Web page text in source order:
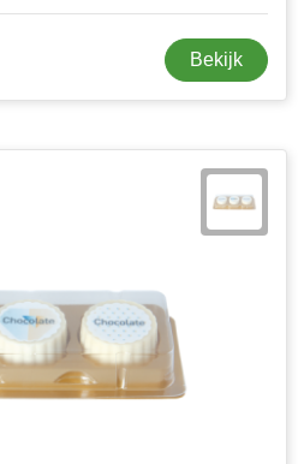
Bekijk